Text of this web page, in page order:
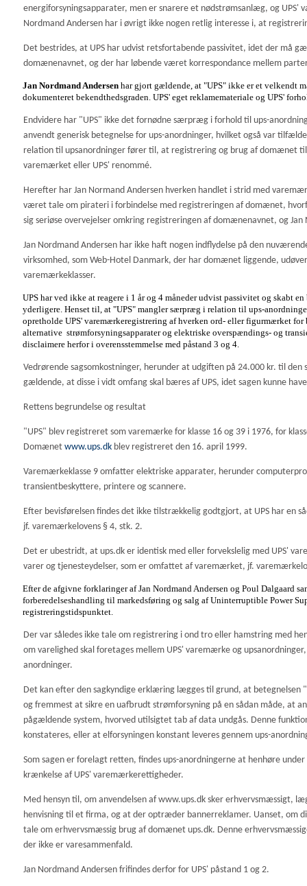
energiforsyningsapparater, men er snarere et nødstrømsanlæg, og
Nordmand Andersen har i øvrigt ikke nogen retlig interesse i, at
Det bestrides, at UPS har udvist retsfortabende passivitet, idet der må
domænenavnet, og der har løbende været korrespondance mellem
Jan Nordmand Andersen har gjort gældende, at "UPS" ikke er et velkendt
dokumenteret bekendthedsgraden. UPS' eget reklamemateriale og UPS'
Endvidere har "UPS" ikke det fornødne særpræg i forhold til ups-
anvendt generisk betegnelse for ups-anordninger, hvilket også var
relation til upsanordninger fører til, at registrering og brug af domænet
varemærket eller UPS' renommé.
Herefter har Jan Normand Andersen hverken handlet i strid med
været tale om pirateri i forbindelse med registreringen af domænet,
sig seriøse overvejelser omkring registreringen af domænenavnet, og
Jan Nordmand Andersen har ikke haft nogen indflydelse på den
virksomhed, som Web-Hotel Danmark, der har domænet liggende,
varemærkeklasser.
UPS har ved ikke at reagere i 1 år og 4 måneder udvist passivitet og skabt
yderligere. Henset til, at "UPS" mangler særpræg i relation til ups-
opretholde UPS' varemærkeregistrering af hverken ord- eller figurmærket
alternative strømforsyningsapparater og elektriske overspændings- og
disclaimere herfor i overensstemmelse med påstand 3 og 4.
Vedrørende sagsomkostninger, herunder at udgiften på 24.000 kr. til
gældende, at disse i vidt omfang skal bæres af UPS, idet sagen kunne
Rettens begrundelse og resultat
"UPS" blev registreret som varemærke for klasse 16 og 39 i 1976, for
Domænet www.ups.dk blev registreret den 16. april 1999.
Varemærkeklasse 9 omfatter elektriske apparater, herunder
transientbeskyttere, printere og scannere.
Efter bevisførelsen findes det ikke tilstrækkelig godtgjort, at UPS har en
jf. varemærkelovens § 4, stk. 2.
Det er ubestridt, at ups.dk er identisk med eller forvekslelig med UPS'
varer og tjenesteydelser, som er omfattet af varemærket, jf.
Efter de afgivne forklaringer af Jan Nordmand Andersen og Poul Dalgaard
forberedelseshandling til markedsføring og salg af Uninterruptible Power
registreringstidspunktet.
Der var således ikke tale om registrering i ond tro eller hamstring med
om varelighed skal foretages mellem UPS' varemærke og
anordninger.
Det kan efter den sagkyndige erklæring lægges til grund, at betegnelsen
og fremmest at sikre en uafbrudt strømforsyning på en sådan måde, at
pågældende system, hvorved utilsigtet tab af data undgås. Denne
konstateres, eller at elforsyningen konstant leveres gennem ups-
Som sagen er forelagt retten, findes ups-anordningerne at henhøre
krænkelse af UPS' varemærkerettigheder.
Med hensyn til, om anvendelsen af www.ups.dk sker erhvervsmæssigt,
henvisning til et firma, og at der optræder bannerreklamer. Uanset, om
tale om erhvervsmæssig brug af domænet ups.dk. Denne
der ikke er varesammenfald.
Jan Nordmand Andersen frifindes derfor for UPS' påstand 1 og 2.